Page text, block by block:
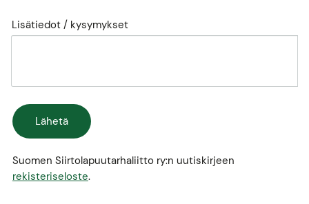
Lisätiedot / kysymykset
Lähetä
Suomen Siirtolapuutarhaliitto ry:n uutiskirjeen
rekisteriseloste.